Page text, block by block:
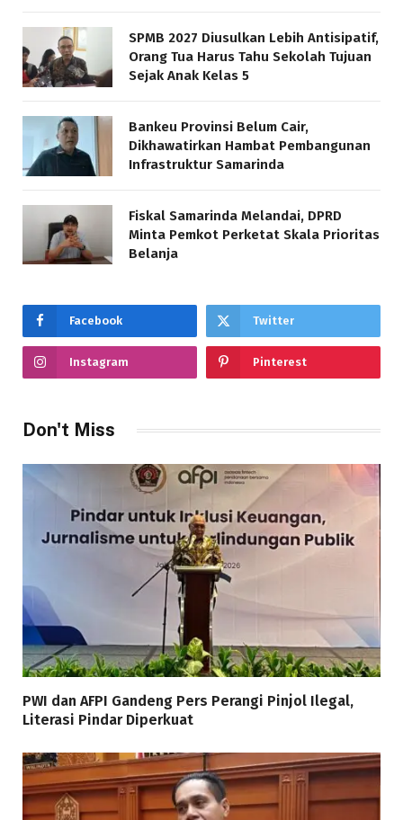
SPMB 2027 Diusulkan Lebih Antisipatif,
Orang Tua Harus Tahu Sekolah Tujuan
Sejak Anak Kelas 5
Bankeu Provinsi Belum Cair,
Dikhawatirkan Hambat Pembangunan
Infrastruktur Samarinda
Fiskal Samarinda Melandai, DPRD
Minta Pemkot Perketat Skala Prioritas
Belanja
Facebook Twitter
Instagram Pinterest
Don't Miss
PWI dan AFPI Gandeng Pers Perangi Pinjol Ilegal,
Literasi Pindar Diperkuat